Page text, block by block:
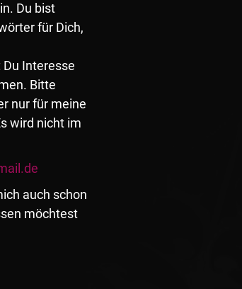
Du bist
für Dich,
Interesse
Bitte
nur für meine
wird nicht im
auch schon
möchtest